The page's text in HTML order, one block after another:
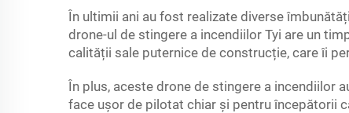
În ultimii ani au fost realizate diverse
drone-ul de stingere a incendiilor Tyi are un
calității sale puternice de construcție, care îi
În plus, aceste drone de stingere a incendiilor
face ușor de pilotat chiar și pentru începătorii